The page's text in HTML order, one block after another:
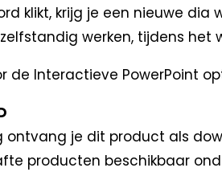
klikt, krijg je een nieuwe
werken, tijdens het
de Interactieve PowerPoint
ontvang je dit product als
producten beschikbaar